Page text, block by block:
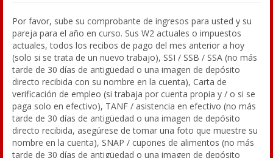
Por favor, sube su comprobante de ingresos para usted y su
pareja para el año en curso. Sus W2 actuales o impuestos
actuales, todos los recibos de pago del mes anterior a hoy
(solo si se trata de un nuevo trabajo), SSI / SSB / SSA (no más
tarde de 30 días de antigüedad o una imagen de depósito
directo recibida con su nombre en la cuenta), Carta de
verificación de empleo (si trabaja por cuenta propia y / o si se
paga solo en efectivo), TANF / asistencia en efectivo (no más
tarde de 30 días de antigüedad o una imagen de depósito
directo recibida, asegúrese de tomar una foto que muestre su
nombre en la cuenta), SNAP / cupones de alimentos (no más
tarde de 30 días de antigüedad o una imagen de depósito